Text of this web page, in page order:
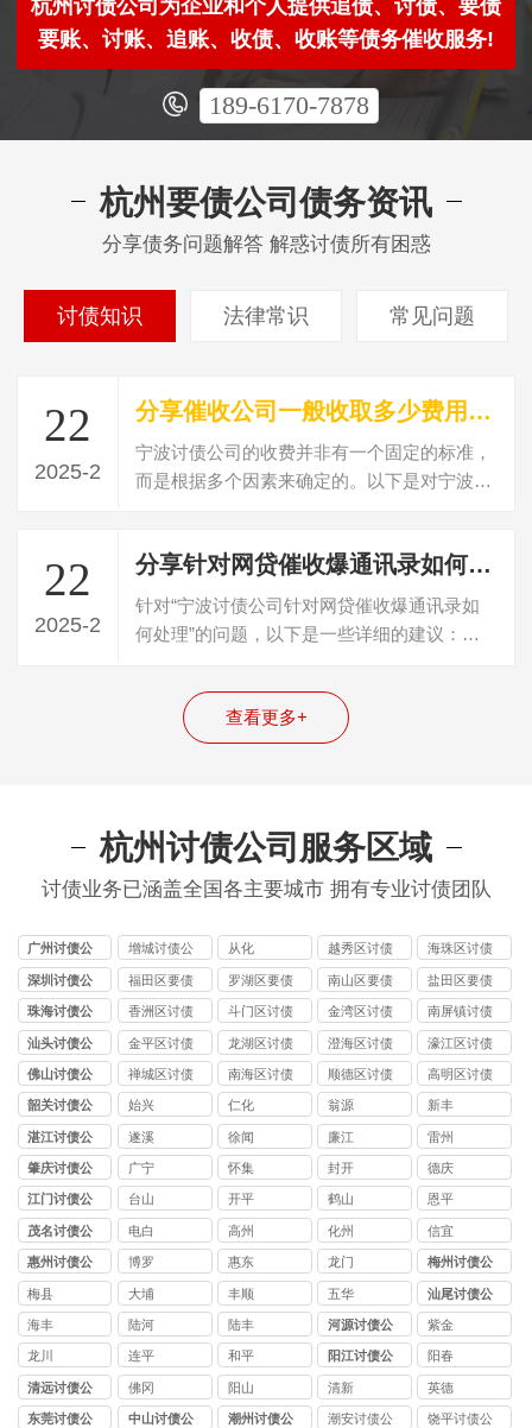
杭州讨债公司为企业和个人提供追债、讨债、要债
要账、讨账、追账、收债、收账等债务催收服务!
189-6170-7878
杭州要债公司债务资讯
分享债务问题解答 解惑讨债所有困惑
讨债知识 法律常识 常见问题
22
2025-2
分享催收公司一般收取多少费用？讨债收费标准？
宁波讨债公司的收费并非有一个固定的标准，
而是根据多个因素来确定的。以下是对宁波讨
22
2025-2
分享针对网贷催收爆通讯录如何处理
针对“宁波讨债公司针对网贷催收爆通讯录如
何处理”的问题，以下是一些详细的建议：
查看更多+
杭州讨债公司服务区域
讨债业务已涵盖全国各主要城市 拥有专业讨债团队
广州讨债公
司
增城讨债公
司
从化
越秀区讨债
公司
海珠区讨债
公司
深圳讨债公
司
福田区要债
公司
罗湖区要债
公司
南山区要债
公司
盐田区要债
公司
珠海讨债公
司
香洲区讨债
公司
斗门区讨债
公司
金湾区讨债
公司
南屏镇讨债
公司
汕头讨债公
司
金平区讨债
公司
龙湖区讨债
公司
澄海区讨债
公司
濠江区讨债
公司
佛山讨债公
司
禅城区讨债
公司
南海区讨债
公司
顺德区讨债
公司
高明区讨债
公司
韶关讨债公
司
始兴 仁化 翁源 新丰
湛江讨债公
司
遂溪 徐闻 廉江 雷州
肇庆讨债公
司
广宁 怀集 封开 德庆
江门讨债公
司
台山 开平 鹤山 恩平
茂名讨债公
司
电白 高州 化州 信宜
惠州讨债公
司
博罗 惠东 龙门
梅州讨债公
司
梅县 大埔 丰顺 五华
汕尾讨债公
司
海丰 陆河 陆丰
河源讨债公
司
紫金
龙川 连平 和平
阳江讨债公
司
阳春
清远讨债公
司
佛冈 阳山 清新 英德
东莞讨债公
中山讨债公
潮州讨债公
潮安讨债公
饶平讨债公